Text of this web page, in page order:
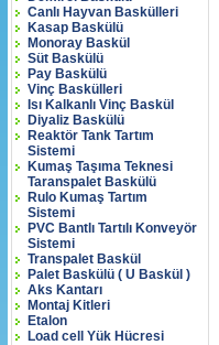
Canlı Hayvan Baskülleri
Kasap Baskülü
Monoray Baskül
Süt Baskülü
Pay Baskülü
Vinç Baskülleri
Isı Kalkanlı Vinç Baskül
Diyaliz Baskülü
Reaktör Tank Tartım
Sistemi
Kumaş Taşıma Teknesi
Taranspalet Baskülü
Rulo Kumaş Tartım
Sistemi
PVC Bantlı Tartılı Konveyör
Sistemi
Transpalet Baskül
Palet Baskülü ( U Baskül )
Aks Kantarı
Montaj Kitleri
Etalon
Load cell Yük Hücresi